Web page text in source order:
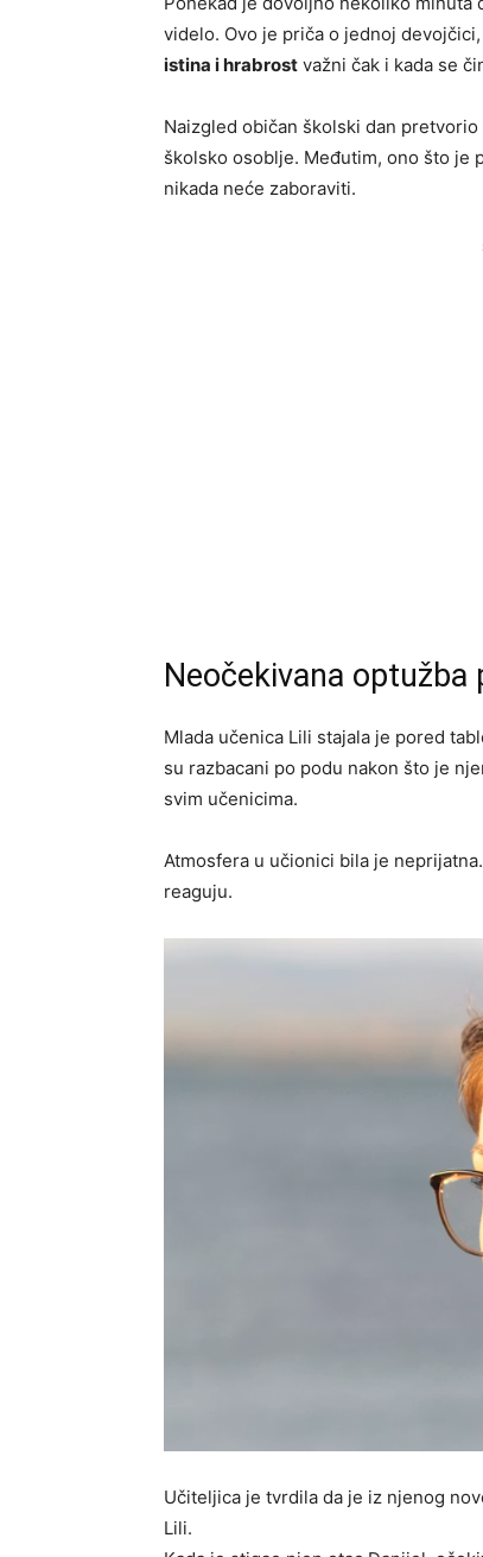
videlo. Ovo je priča o jednoj
istina i hrabrost važni čak i kada se
Naizgled običan školski dan
školsko osoblje. Međutim, ono što je
nikada neće zaboraviti.
Neočekivana optužba
Mlada učenica Lili stajala je pored
su razbacani po podu nakon što je
svim učenicima.
Atmosfera u učionici bila je
reaguju.
Učiteljica je tvrdila da je iz njenog
Lili.